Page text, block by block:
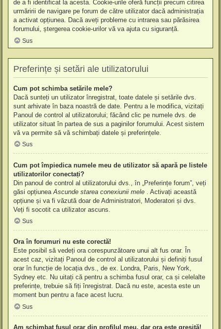
de a fi identificat la acesta. Cookie-urile oferă funcții precum citirea
urmăririi de navigare pe forum de către utilizator dacă administrația
a activat opțiunea. Dacă aveți probleme cu intrarea sau părăsirea
forumului, ștergerea cookie-urilor vă va ajuta cu siguranță.
Sus
Preferințe și setări ale utilizatorului
Cum pot schimba setările mele?
Dacă sunteți un utilizator înregistrat, toate datele și setările dvs.
sunt arhivate în baza noastră de date. Pentru a le modifica, vizitați
Panoul de control al utilizatorului; făcând clic pe numele dvs. de
utilizator situat în partea de sus a paginilor forumului. Acest sistem
vă va permite să vă schimbați datele și preferințele.
Sus
Cum pot împiedica numele meu de utilizator să apară pe listele
utilizatorilor conectați?
Din panoul de control al utilizatorului dvs., în „Preferințe forum”, veți
găsi opțiunea Ascunde starea conexiunii mele
. Activați această
opțiune și va fi văzută doar de Administratori, Moderatori și dvs.
Veți fi socotit ca utilizator ascuns.
Sus
Ora în forumuri nu este corectă!
Este posibil să vedeți ora corespunzătoare unui alt fus orar. În
acest caz, vizitați Panoul de control al utilizatorului și definiți fusul
orar în funcție de locația dvs., de ex. Londra, Paris, New York,
Sydney etc. Nu uitați că pentru a schimba fusul orar, ca și celelalte
preferințe, trebuie să fiți înregistrat. Dacă nu este, acesta este un
moment bun pentru a face acest lucru.
Sus
Am schimbat fusul orar din profilul meu, dar ora este greșită!